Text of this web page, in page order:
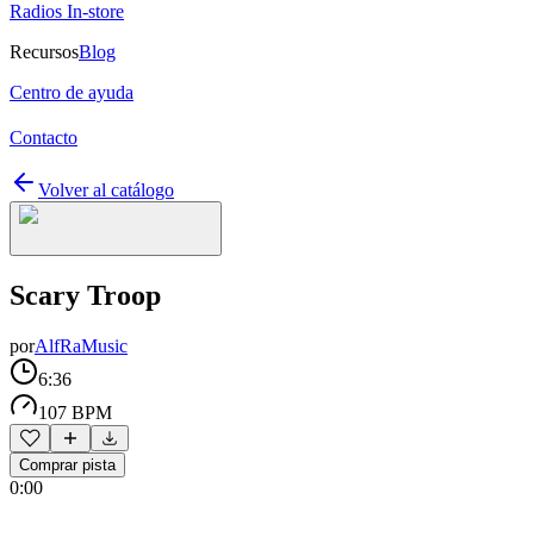
Radios In-store
RecursosBlog
Centro de ayuda
Contacto
Volver al catálogo
Scary Troop
porAlfRaMusic
6:36
107 BPM
Comprar pista
0:00